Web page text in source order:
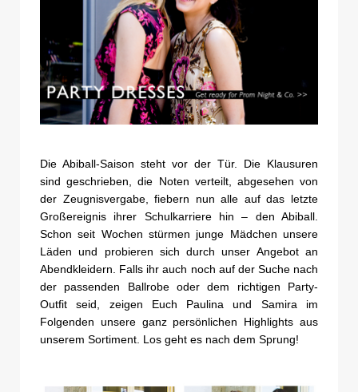
Die Abiball-Saison steht vor der Tür. Die Klausuren
sind geschrieben, die Noten verteilt, abgesehen von
der Zeugnisvergabe, fiebern nun alle auf das letzte
Großereignis ihrer Schulkarriere hin – den Abiball.
Schon seit Wochen stürmen junge Mädchen unsere
Läden und probieren sich durch unser Angebot an
Abendkleidern. Falls ihr auch noch auf der Suche nach
der passenden Ballrobe oder dem richtigen Party-
Outfit seid, zeigen Euch Paulina und Samira im
Folgenden unsere ganz persönlichen Highlights aus
unserem Sortiment. Los geht es nach dem Sprung!